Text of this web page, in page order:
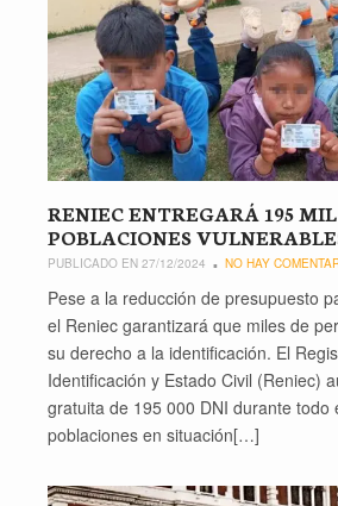
RENIEC ENTREGARÁ 195
POBLACIONES
PUBLICADO EN 27/12/2024 NO HAY
Pese a la reducción de presupuesto
el Reniec garantizará que miles de
su derecho a la identificación. El
Identificación y Estado Civil (Reniec)
gratuita de 195 000 DNI durante todo
poblaciones en situación[…]